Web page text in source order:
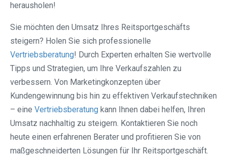
herausholen!
Sie möchten den Umsatz Ihres Reitsportgeschäfts
steigern? Holen Sie sich professionelle
Vertriebsberatung! Durch Experten erhalten Sie wertvolle
Tipps und Strategien, um Ihre Verkaufszahlen zu
verbessern. Von Marketingkonzepten über
Kundengewinnung bis hin zu effektiven Verkaufstechniken
– eine Vertriebsberatung kann Ihnen dabei helfen, Ihren
Umsatz nachhaltig zu steigern. Kontaktieren Sie noch
heute einen erfahrenen Berater und profitieren Sie von
maßgeschneiderten Lösungen für Ihr Reitsportgeschäft.